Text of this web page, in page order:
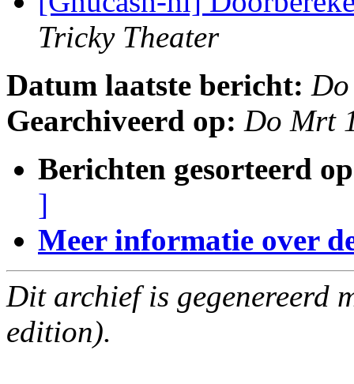
Tricky Theater
Datum laatste bericht:
Gearchiveerd op: Do Mrt
Berichten gesorteerd
]
Meer informatie over
Dit archief is gegenereerd
edition).